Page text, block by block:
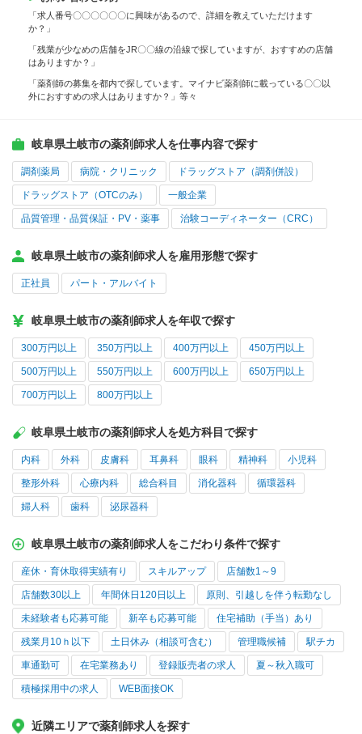
「求人番号〇〇〇〇〇〇に興味があるので、詳細を教えていただけます
か？」
「残業が少なめの店舗をJR〇〇線の沿線で探していますが、おすすめの店舗
はありますか？」
「薬剤師の募集を都内で探しています。マイナビ薬剤師に載っている〇〇以
外におすすめの求人はありますか？」等々
岐阜県土岐市の薬剤師求人を仕事内容で探す
調剤薬局 病院・クリニック ドラッグストア（調剤併設）
ドラッグストア（OTCのみ） 一般企業
品質管理・品質保証・PV・薬事 治験コーディネーター（CRC）
岐阜県土岐市の薬剤師求人を雇用形態で探す
正社員 パート・アルバイト
岐阜県土岐市の薬剤師求人を年収で探す
300万円以上 350万円以上 400万円以上 450万円以上
500万円以上 550万円以上 600万円以上 650万円以上
700万円以上 800万円以上
岐阜県土岐市の薬剤師求人を処方科目で探す
内科 外科 皮膚科 耳鼻科 眼科 精神科 小児科
整形外科 心療内科 総合科目 消化器科 循環器科
婦人科 歯科 泌尿器科
岐阜県土岐市の薬剤師求人をこだわり条件で探す
産休・育休取得実績有り スキルアップ 店舗数1～9
店舗数30以上 年間休日120日以上 原則、引越しを伴う転勤なし
未経験者も応募可能 新卒も応募可能 住宅補助（手当）あり
残業月10ｈ以下 土日休み（相談可含む） 管理職候補 駅チカ
車通勤可 在宅業務あり 登録販売者の求人 夏～秋入職可
積極採用中の求人 WEB面接OK
近隣エリアで薬剤師求人を探す